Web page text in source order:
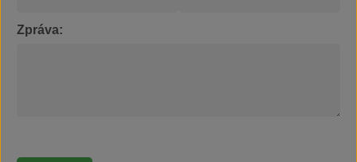
Zpráva: